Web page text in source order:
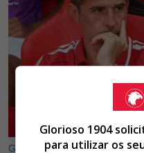
Glorioso 1904
para utilizar os